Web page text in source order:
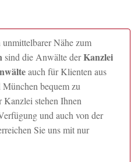
Nähe zum
sind die Anwälte derKanzlei
auch für Klienten aus
München bequem zu
Kanzlei stehen Ihnen
und auch von der
Sie uns mit nur